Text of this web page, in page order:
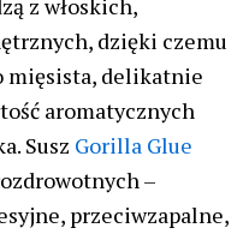
z włoskich,
dzięki czemu
mięsista, delikatnie
aromatycznych
Susz Gorilla Glue
–
przeciwzapalne,